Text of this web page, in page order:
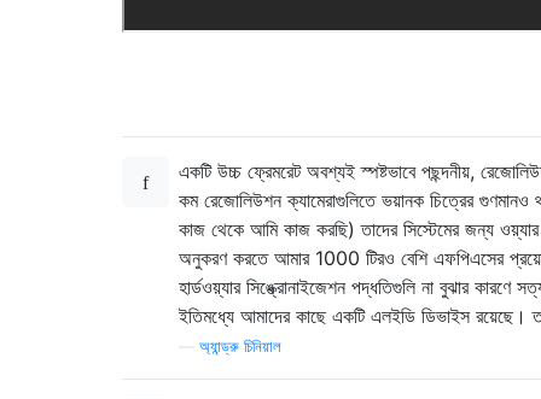
একটি উচ্চ ফ্রেমরেট অবশ্যই স্পষ্টভাবে পছন্দনীয়,
কম রেজোলিউশন ক্যামেরাগুলিতে ভয়ানক চিত্রের গুণমানও
কাজ থেকে আমি কাজ করছি) তাদের সিস্টেমের জন্য
অনুকরণ করতে আমার 1000 টিরও বেশি এফপিএসের
হার্ডওয়্যার সিঙ্ক্রোনাইজেশন পদ্ধতিগুলি না বুঝার
ইতিমধ্যে আমাদের কাছে একটি এলইডি ডিভাইস
অ্যান্ড্রু চিনিয়াল